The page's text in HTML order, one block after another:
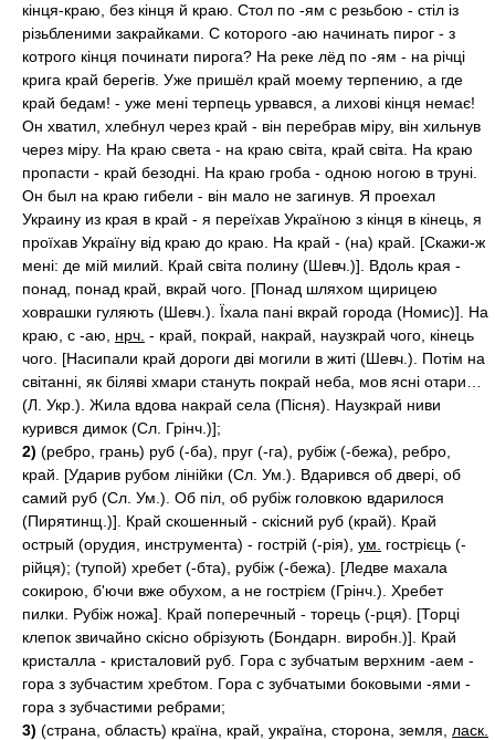
кінця-краю, без кінця й краю. Стол по -ям с резьбою - стіл із
різьбленими закрайками. С которого -аю начинать пирог - з
котрого кінця починати пирога? На реке лёд по -ям - на річці
крига край берегів. Уже пришёл край моему терпению, а где
край бедам! - уже мені терпець урвався, а лихові кінця немає!
Он хватил, хлебнул через край - він перебрав міру, він хильнув
через міру. На краю света - на краю світа, край світа. На краю
пропасти - край безодні. На краю гроба - одною ногою в труні.
Он был на краю гибели - він мало не загинув. Я проехал
Украину из края в край - я переїхав Україною з кінця в кінець, я
проїхав Україну від краю до краю. На край - (на) край. [Скажи-ж
мені: де мій милий. Край світа полину (Шевч.)]. Вдоль края -
понад, понад край, вкрай чого. [Понад шляхом щирицею
ховрашки гуляють (Шевч.). Їхала пані вкрай города (Номис)]. На
краю, с -аю, нрч. - край, покрай, накрай, наузкрай чого, кінець
чого. [Насипали край дороги дві могили в житі (Шевч.). Потім на
світанні, як біляві хмари стануть покрай неба, мов ясні отари…
(Л. Укр.). Жила вдова накрай села (Пісня). Наузкрай ниви
курився димок (Сл. Грінч.)];
2) (ребро, грань) руб (-ба), пруг (-га), рубіж (-бежа), ребро,
край. [Ударив рубом лінійки (Сл. Ум.). Вдарився об двері, об
самий руб (Сл. Ум.). Об піл, об рубіж головкою вдарилося
(Пирятинщ.)]. Край скошенный - скісний руб (край). Край
острый (орудия, инструмента) - гострій (-рія), ум.
гострієць (-
рійця); (тупой) хребет (-бта), рубіж (-бежа). [Ледве махала
сокирою, б'ючи вже обухом, а не гострієм (Грінч.). Хребет
пилки. Рубіж ножа]. Край поперечный - торець (-рця). [Торці
клепок звичайно скісно обрізують (Бондарн. виробн.)]. Край
кристалла - кристаловий руб. Гора с зубчатым верхним -аем -
гора з зубчастим хребтом. Гора с зубчатыми боковыми -ями -
гора з зубчастими ребрами;
3) (страна, область) країна, край, україна, сторона, земля, ласк.